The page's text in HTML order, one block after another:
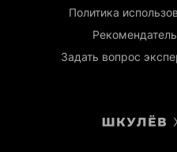
Политика
Задать вопрос